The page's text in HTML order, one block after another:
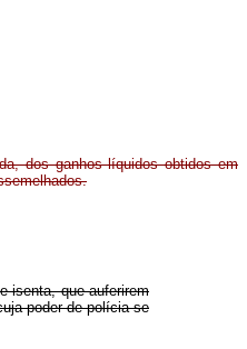
dos ganhos líquidos obtidos em
isenta, que auferirem
poder de polícia se